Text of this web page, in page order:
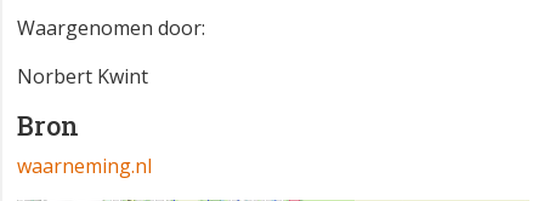
Waargenomen door:
Norbert Kwint
Bron
waarneming.nl